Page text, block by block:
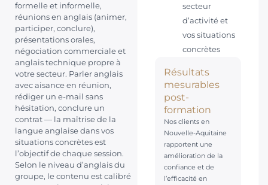
formelle et informelle,
réunions en anglais (animer,
participer, conclure),
présentations orales,
négociation commerciale et
anglais technique propre à
votre secteur. Parler anglais
avec aisance en réunion,
rédiger un e-mail sans
hésitation, conclure un
contrat — la maîtrise de la
langue anglaise dans vos
situations concrètes est
l’objectif de chaque session.
Selon le niveau d’anglais du
groupe, le contenu est calibré
secteur
d’activité et
vos situations
concrètes
Résultats
mesurables
post-
formation
Nos clients en
Nouvelle-Aquitaine
rapportent une
amélioration de la
confiance et de
l’efficacité en